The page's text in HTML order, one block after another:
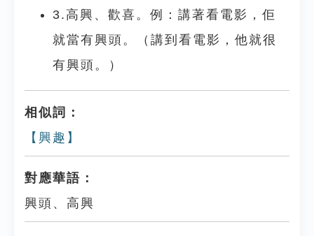
3.高興、歡喜。例：講著看電影，佢
就當有興頭。（講到看電影，他就很
有興頭。）
相似詞：
【興趣】
對應華語：
興頭、高興